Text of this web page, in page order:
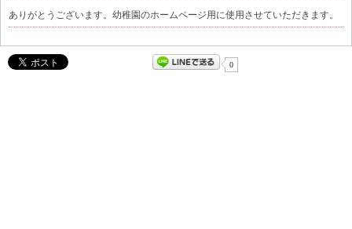
ありがとうございます。幼稚園のホームページ用に使用させていただきます。
0